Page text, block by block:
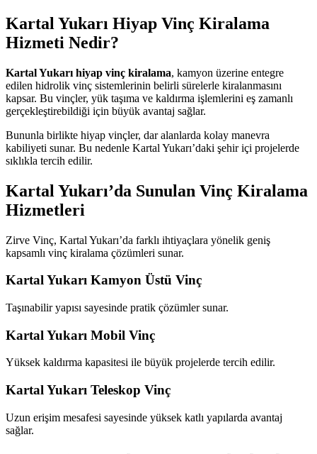
Kartal Yukarı Hiyap Vinç Kiralama
Hizmeti Nedir?
Kartal Yukarı hiyap vinç kiralama, kamyon üzerine entegre
edilen hidrolik vinç sistemlerinin belirli sürelerle kiralanmasını
kapsar. Bu vinçler, yük taşıma ve kaldırma işlemlerini eş zamanlı
gerçekleştirebildiği için büyük avantaj sağlar.
Bununla birlikte hiyap vinçler, dar alanlarda kolay manevra
kabiliyeti sunar. Bu nedenle Kartal Yukarı’daki şehir içi projelerde
sıklıkla tercih edilir.
Kartal Yukarı’da Sunulan Vinç Kiralama
Hizmetleri
Zirve Vinç, Kartal Yukarı’da farklı ihtiyaçlara yönelik geniş
kapsamlı vinç kiralama çözümleri sunar.
Kartal Yukarı Kamyon Üstü Vinç
Taşınabilir yapısı sayesinde pratik çözümler sunar.
Kartal Yukarı Mobil Vinç
Yüksek kaldırma kapasitesi ile büyük projelerde tercih edilir.
Kartal Yukarı Teleskop Vinç
Uzun erişim mesafesi sayesinde yüksek katlı yapılarda avantaj
sağlar.